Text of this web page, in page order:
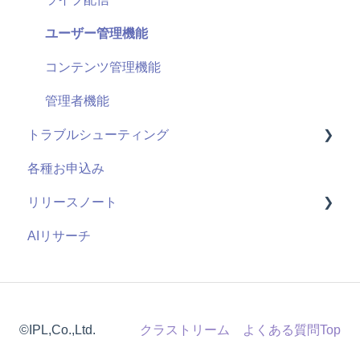
セキュリティ
アンケート機能
視聴履歴
既存の仕組みと連携
課金機能
お申し込み・導入
ユーザー管理機能
コンテンツ管理機能
管理者機能
トラブルシューティング
視聴ページ
管理サイト
各種お申込み
リリースノート
2026年度
2023年度
AIリサーチ
©IPL,Co.,Ltd. クラストリーム よくある質問Top